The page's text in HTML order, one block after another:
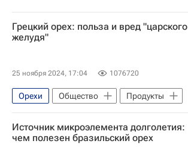
Грецкий орех: польза и вред "царского
желудя"
25 ноября 2024, 17:04 1076720
Орехи Общество
Продукты
Питание
Средиземноморье
Здоровый образ жизни (ЗОЖ)
Источник микроэлемента долголетия:
чем полезен бразильский орех